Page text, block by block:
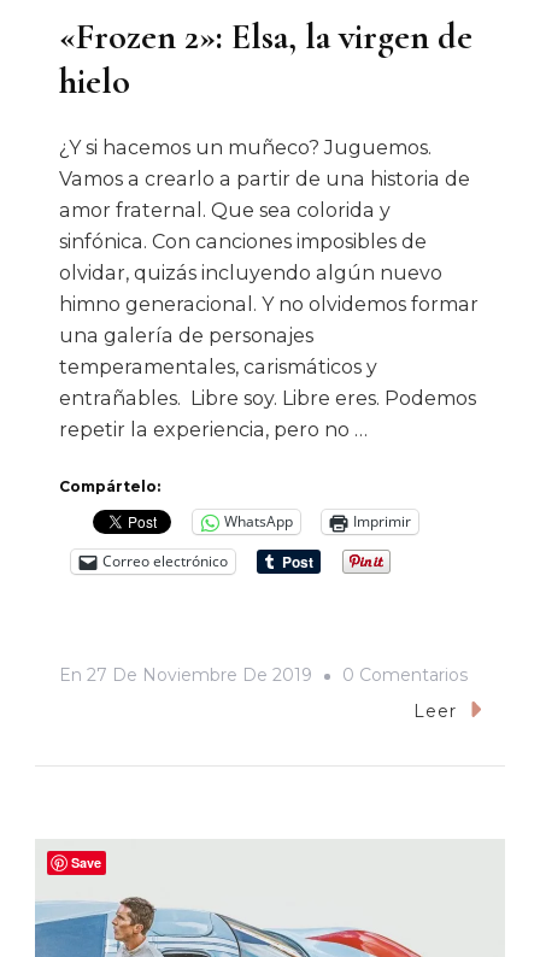
«Frozen 2»: Elsa, la virgen de
hielo
¿Y si hacemos un muñeco? Juguemos.
Vamos a crearlo a partir de una historia de
amor fraternal. Que sea colorida y
sinfónica. Con canciones imposibles de
olvidar, quizás incluyendo algún nuevo
himno generacional. Y no olvidemos formar
una galería de personajes
temperamentales, carismáticos y
entrañables. Libre soy. Libre eres. Podemos
repetir la experiencia, pero no …
Compártelo:
WhatsApp
Imprimir
Correo electrónico
En 27 De Noviembre De 2019 0 ComentariosEn
«Frozen
Leer
Save